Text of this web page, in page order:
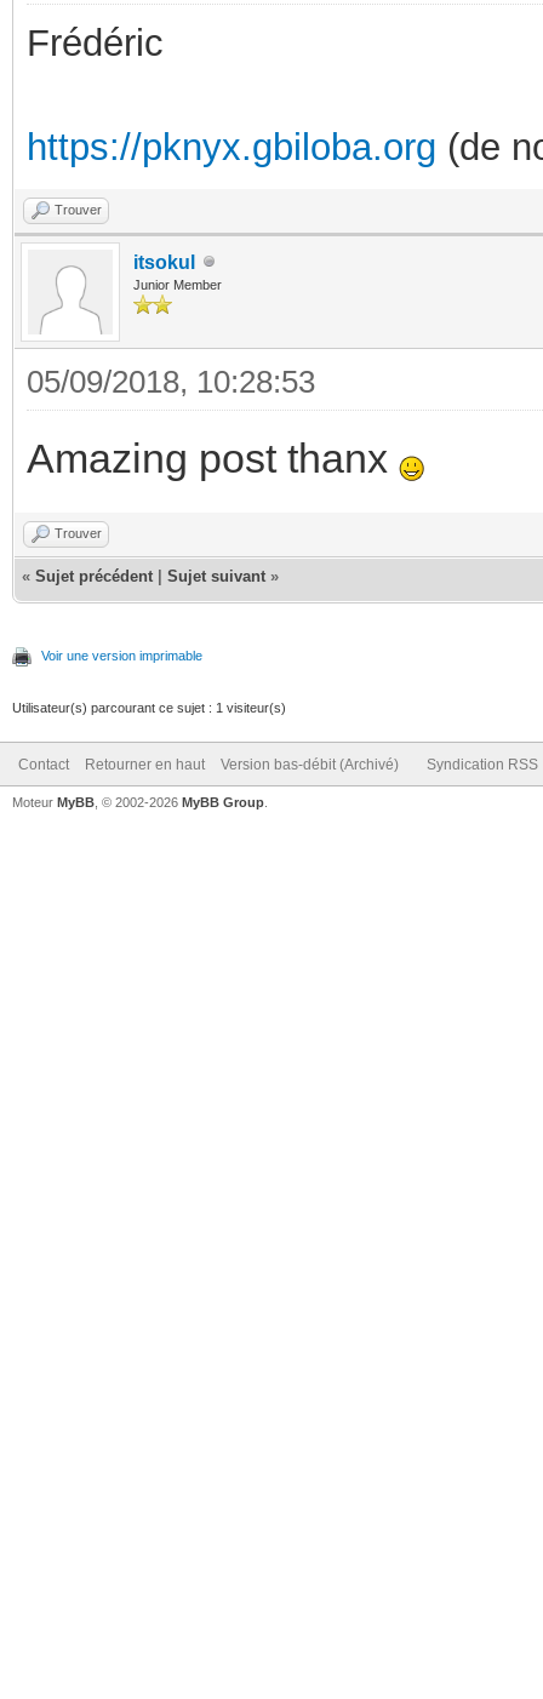
Frédéric
https://pknyx.gbiloba.org (de
Trouver
itsokul
Junior Member
05/09/2018, 10:28:53
Amazing post thanx
Trouver
« Sujet précédent Sujet suivant »
Voir une version imprimable
Utilisateur(s) parcourant ce sujet : 1 visiteur(s)
Contact Retourner en haut Version bas-débit (Archivé) Syndication RSS
Moteur MyBB , © 2002-2026 MyBB Group